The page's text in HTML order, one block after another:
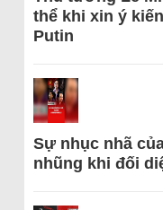
thể khi xin ý
Putin
Sự nhục nhã
nhũng khi đối